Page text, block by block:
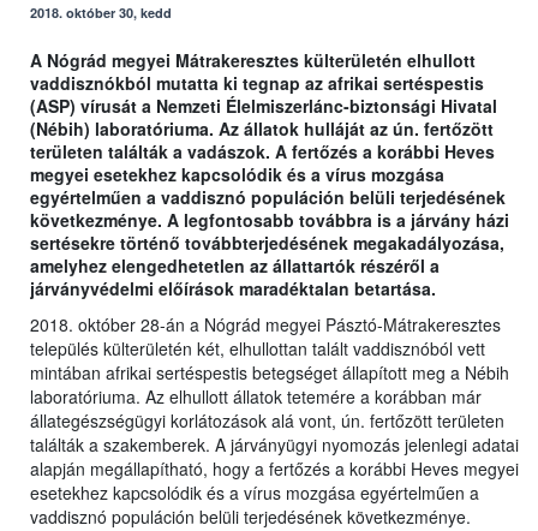
2018. október 30, kedd
A Nógrád megyei Mátrakeresztes külterületén elhullott
vaddisznókból mutatta ki tegnap az afrikai sertéspestis
(ASP) vírusát a Nemzeti Élelmiszerlánc-biztonsági Hivatal
(Nébih) laboratóriuma. Az állatok hulláját az ún. fertőzött
területen találták a vadászok. A fertőzés a korábbi Heves
megyei esetekhez kapcsolódik és a vírus mozgása
egyértelműen a vaddisznó populáción belüli terjedésének
következménye. A legfontosabb továbbra is a járvány házi
sertésekre történő továbbterjedésének megakadályozása,
amelyhez elengedhetetlen az állattartók részéről a
járványvédelmi előírások maradéktalan betartása.
2018. október 28-án a Nógrád megyei Pásztó-Mátrakeresztes
település külterületén két, elhullottan talált vaddisznóból vett
mintában afrikai sertéspestis betegséget állapított meg a Nébih
laboratóriuma. Az elhullott állatok tetemére a korábban már
állategészségügyi korlátozások alá vont, ún. fertőzött területen
találták a szakemberek. A járványügyi nyomozás jelenlegi adatai
alapján megállapítható, hogy a fertőzés a korábbi Heves megyei
esetekhez kapcsolódik és a vírus mozgása egyértelműen a
vaddisznó populáción belüli terjedésének következménye.